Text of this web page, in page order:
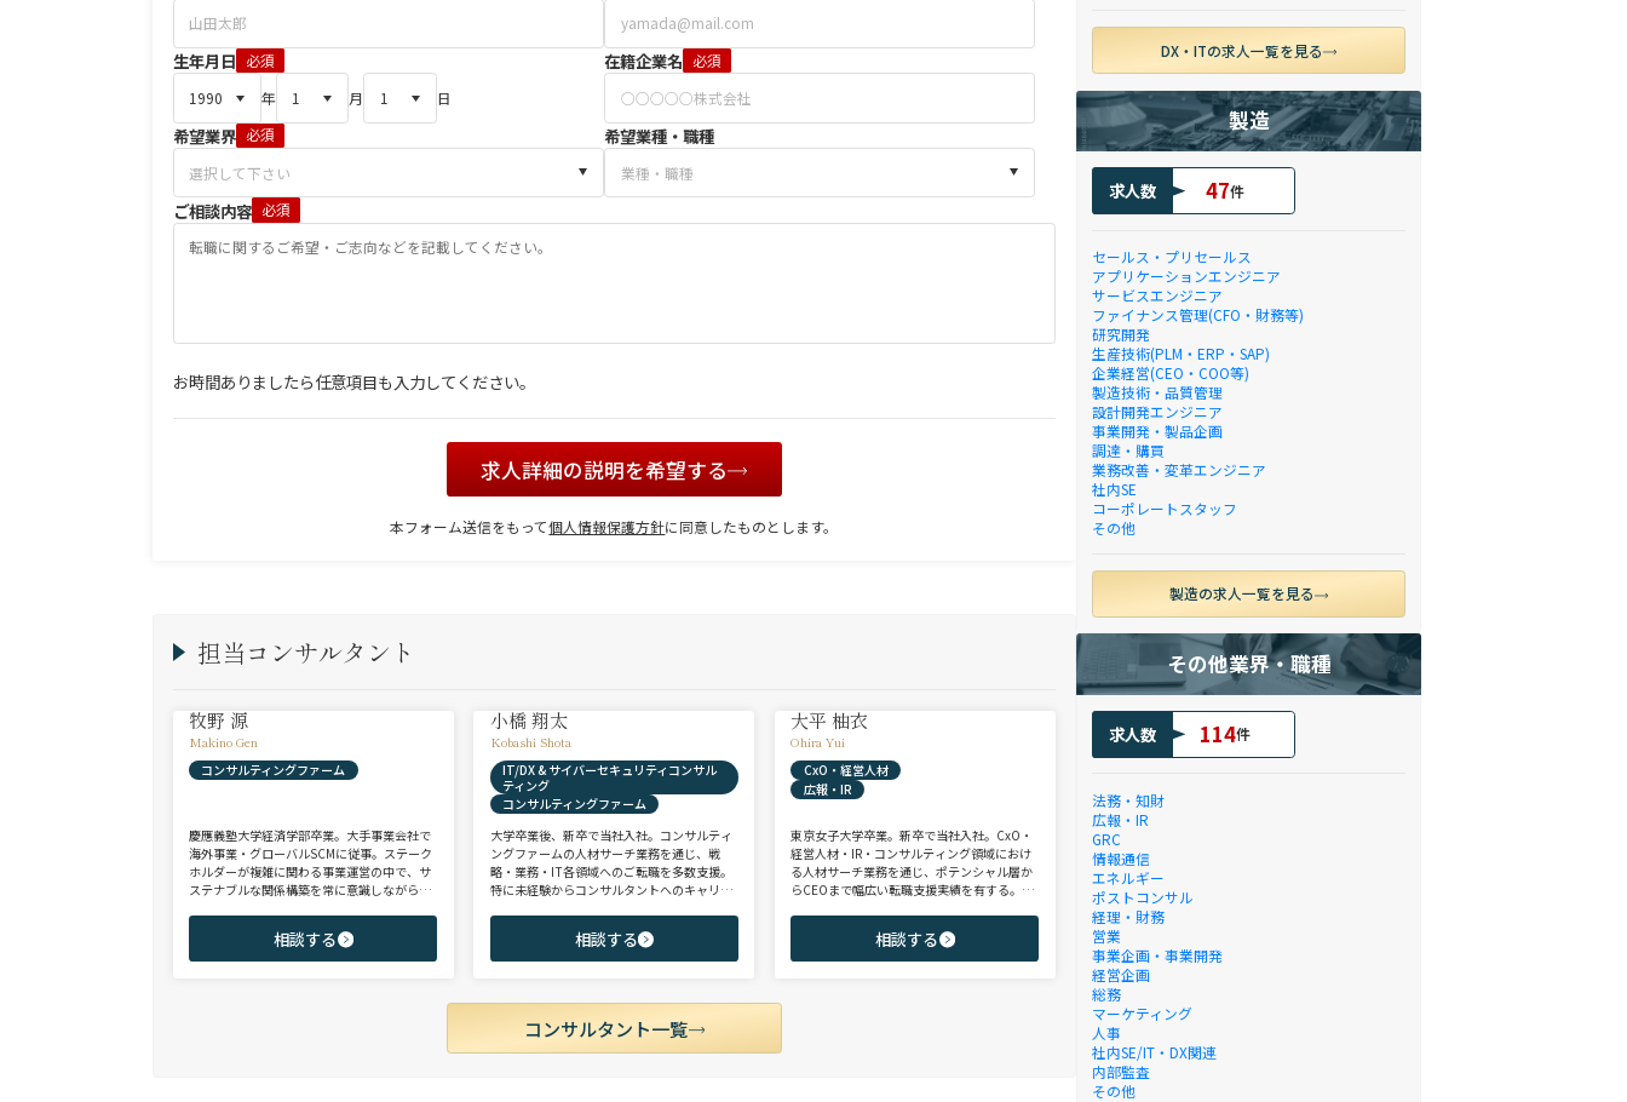
生年月日 必須
年
月 日
在籍企業名 必須
希望業界 必須 希望業種・職種
ご相談内容 必須
お時間ありましたら任意項目も入力してください。
求人詳細の説明を希望する
本フォーム送信をもって個人情報保護方針に同意したものとします。
担当コンサルタント
牧野 源
Makino Gen
コンサルティングファーム
慶應義塾大学経済学部卒業。大手事業会社で
海外事業・グローバルSCMに従事。ステーク
ホルダーが複雑に関わる事業運営の中で、サ
ステナブルな関係構築を常に意識しながら意
商社、投資銀行、大手事業会社を始めとする
幅広い領域で、若手～エグゼクティブまでご
相談する
小橋 翔太
Kobashi Shota
IT/DX & サイバーセキュリティコンサル
ティング
コンサルティングファーム
大学卒業後、新卒で当社入社。コンサルティ
ングファームの人材サーチ業務を通じ、戦
略・業務・IT各領域へのご転職を多数支援。
特に未経験からコンサルタントへのキャリア
ご志向と市場動向を踏まえ最適なキャリアを
ご提案させていただきます。
相談する
大平 柚衣
Ohira Yui
CxO・経営人材
広報・IR
東京女子大学卒業。新卒で当社入社。CxO・
経営人材・IR・コンサルティング領域におけ
る人材サーチ業務を通じ、ポテンシャル層か
らCEOまで幅広い転職支援実績を有する。コ
領域を中心に担当。未経験・ポテンシャル層
からミドル・ハイクラス層まで、年代・職階
相談する
コンサルタント一覧
DX・ITの求人一覧を見る
製造
求人数 47件
セールス・プリセールス
アプリケーションエンジニア
サービスエンジニア
ファイナンス管理(CFO・財務等)
研究開発
生産技術(PLM・ERP・SAP)
企業経営(CEO・COO等)
製造技術・品質管理
設計開発エンジニア
事業開発・製品企画
調達・購買
業務改善・変革エンジニア
社内SE
コーポレートスタッフ
その他
製造の求人一覧を見る
その他業界・職種
求人数 114件
法務・知財
広報・IR
GRC
情報通信
エネルギー
ポストコンサル
経理・財務
営業
事業企画・事業開発
経営企画
総務
マーケティング
人事
社内SE/IT・DX関連
内部監査
その他